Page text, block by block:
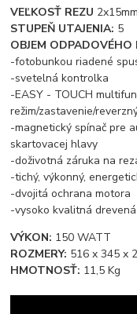
VEĽKOSŤ REZU 2x15mm
STUPEŇ UTAJENIA: 5
OBJEM ODPADOVÉHO
-fotobunkou riadené
-svetelná kontrolka
-EASY - TOUCH
režim/zastavenie/
-magnetický spínač pre
skartovacej hlavy
-doživotná záruka na
-tichý, výkonný,
-dvojitá ochrana motora
-vysoko kvalitná
VÝKON: 150 WATT
ROZMERY: 516 x 345 x
HMOTNOSŤ: 11,5 Kg